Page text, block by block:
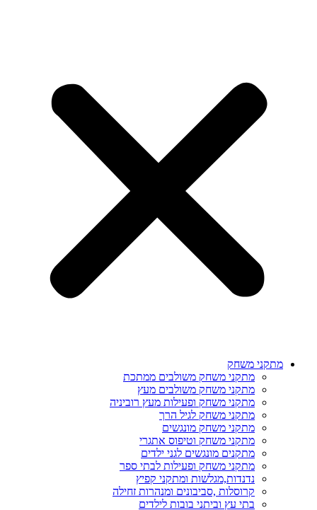
מתקני משחק
מתקני משחק משולבים ממתכת
מתקני משחק משולבים מעץ
מתקני משחק ופעילות מעץ רוביניה
מתקני משחק לגיל הרך
מתקני משחק מונגשים
מתקני משחק וטיפוס אתגרי
מתקנים מונגשים לגני ילדים
מתקני משחק ופעילות לבתי ספר
נדנדות,מגלשות ומתקני קפיץ
קרוסלות ,סביבונים ומנהרות זחילה
בתי עץ וביתני בובות לילדים